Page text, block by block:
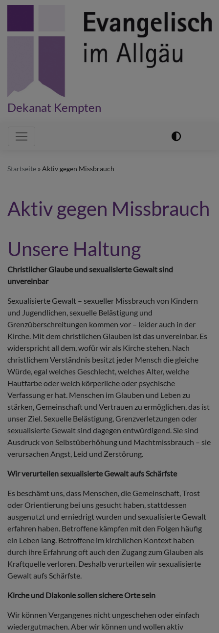
Direkt
Inhalt
Dekanat Kempten
Hauptnavigation
Startseite Aktiv gegen Missbrauch
Aktiv gegen Missbrauch
Unsere Haltung
Christlicher Glaube und sexualisierte Gewalt sind
unvereinbar
Sexualisierte Gewalt – sexueller Missbrauch von Kindern
und Jugendlichen, sexuelle Belästigung und
Grenzüberschreitungen kommen vor – leider auch in der
Kirche. Mit dem christlichen Glauben ist das unvereinbar. Es
widerspricht all dem, wofür wir als Kirche stehen. Nach
christlichem Verständnis besitzt jeder Mensch die gleiche
Würde, egal welches Geschlecht, welches Alter, welche
Hautfarbe oder welch körperliche oder psychische
Verfassung er hat. Menschen im Glauben und Leben zu
stärken, Gemeinschaft und Vertrauen zu ermöglichen, das ist
unser Ziel. Sexuelle Belästigung, Grenzverletzungen oder
sexualisierte Gewalt sind dagegen entwürdigend. Sie sind
Ausdruck von Selbstüberhöhung und Machtmissbrauch – sie
verursachen Angst, Leid und Zerstörung.
Wir verurteilen sexualisierte Gewalt aufs Schärfste
Es beschämt uns, dass Menschen, die Gemeinschaft, Trost
oder Orientierung bei uns gesucht haben, stattdessen
ausgenutzt und erniedrigt wurden und sexualisierte Gewalt
erfahren haben. Betroffene kämpfen mit den Folgen häufig
ein Leben lang. Betroffene im kirchlichen Kontext haben
durch ihre Erfahrung oft auch den Zugang zum Glauben als
Kraftquelle verloren. Deshalb verurteilen wir sexualisierte
Gewalt aufs Schärfste.
Kirche und Diakonie sollen sichere Orte sein
Wir können Vergangenes nicht ungeschehen oder einfach
wiedergutmachen. Aber wir können und wollen aktiv